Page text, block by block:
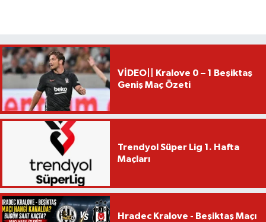
VİDEO|| Kralove 0 – 1 Beşiktaş
Geniş Maç Özeti
Trendyol Süper Lig 1. Hafta
Maçları
Hradec Kralove - Beşiktaş Maçı